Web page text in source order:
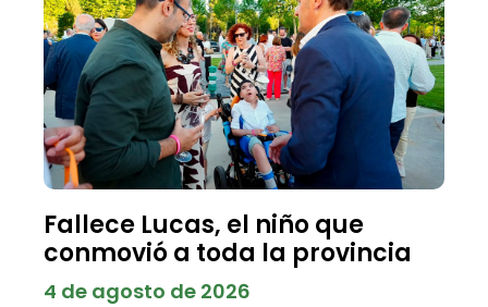
Fallece Lucas, el niño que
conmovió a toda la provincia
4 de agosto de 2026